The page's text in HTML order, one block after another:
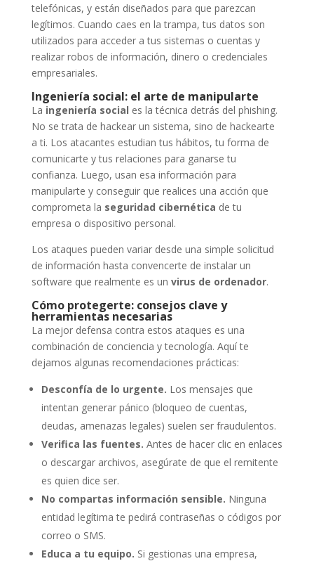
telefónicas, y están diseñados para que parezcan
legítimos. Cuando caes en la trampa, tus datos son
utilizados para acceder a tus sistemas o cuentas y
realizar robos de información, dinero o credenciales
empresariales.
Ingeniería social: el arte de manipularte
La ingeniería social es la técnica detrás del phishing.
No se trata de hackear un sistema, sino de hackearte
a ti. Los atacantes estudian tus hábitos, tu forma de
comunicarte y tus relaciones para ganarse tu
confianza. Luego, usan esa información para
manipularte y conseguir que realices una acción que
comprometa la seguridad cibernética de tu
empresa o dispositivo personal.
Los ataques pueden variar desde una simple solicitud
de información hasta convencerte de instalar un
software que realmente es un virus de ordenador.
Cómo protegerte: consejos clave y
herramientas necesarias
La mejor defensa contra estos ataques es una
combinación de conciencia y tecnología. Aquí te
dejamos algunas recomendaciones prácticas:
Desconfía de lo urgente. Los mensajes que
intentan generar pánico (bloqueo de cuentas,
deudas, amenazas legales) suelen ser fraudulentos.
Verifica las fuentes. Antes de hacer clic en enlaces
o descargar archivos, asegúrate de que el remitente
es quien dice ser.
No compartas información sensible. Ninguna
entidad legítima te pedirá contraseñas o códigos por
correo o SMS.
Educa a tu equipo. Si gestionas una empresa,